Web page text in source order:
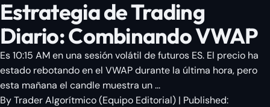
Estrategia de Trading
Diario: Combinando VWAP
Es 10:15 AM en una sesión volátil de futuros ES. El precio ha
estado rebotando en el VWAP durante la última hora, pero
esta mañana el candle muestra un ...
ByTrader Algorítmico(Equipo Editorial) | Published: